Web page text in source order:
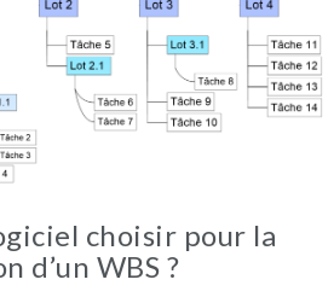
choisir pour la
d’un WBS ?